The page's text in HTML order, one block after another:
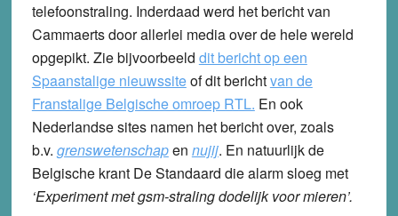
telefoonstraling. Inderdaad werd het bericht van
Cammaerts door allerlei media over de hele wereld
opgepikt. Zie bijvoorbeeld dit bericht op een
Spaanstalige nieuwssiteof dit berichtvan de
Franstalige Belgische omroep RTL. En ook
Nederlandse sites namen het bericht over, zoals
b.v. grenswetenschapen nujij. En natuurlijk de
Belgische krant De Standaard die alarm sloeg met
‘Experiment met gsm-straling dodelijk voor mieren’.